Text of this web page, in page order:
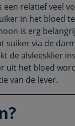
een relatief veel
in het bloed
is erg
suiker via de
de alvleesklier
uit het bloed
van de lever.